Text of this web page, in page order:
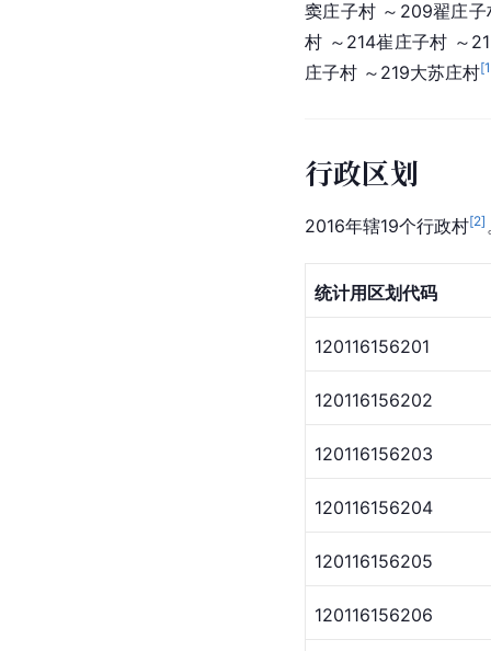
窦庄子村 ～209翟庄
村 ～214崔庄子村 ～
庄子村 ～219大苏庄村[1
行政区划
2016年辖19个行政村[2]
统计用区划代码
120116156201
120116156202
120116156203
120116156204
120116156205
120116156206